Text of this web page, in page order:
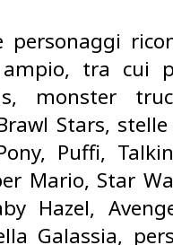
personaggi
tra cui
monster
Stars,
Puffi,
Mario, Star
Hazel,
Galassia,